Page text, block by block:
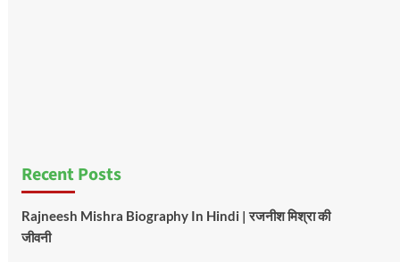
Recent Posts
Rajneesh Mishra Biography In Hindi | रजनीश मिश्रा की
जीवनी